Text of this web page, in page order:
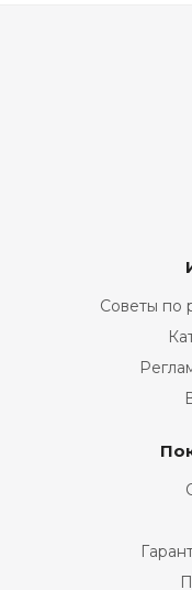
Советы по